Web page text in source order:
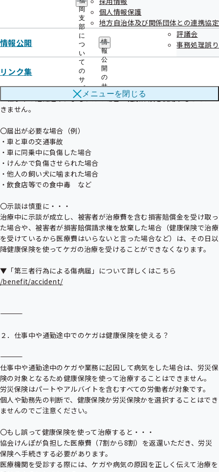
岡
支
部
に
つ
い
て
の
サ
ブ
メ
個人情報保護
地方自治体及び関係団体との連携協定
情報公開
情
報
公
開
の
サ
ブ
メ
評議会
事務処理誤り
リンク集
メニューを閉じる
〇なぜ協会けんぽへ届出が必要？
交通事故やけんかなど第三者行為によるケガの治療費は、本来加害者
が負担するものです。
健康保険を使って治療を受けた場合、加害者が支払うべき治療費を協
会けんぽが立て替えて支払うこととなります。
そこで、協会けんぽが後日、加害者に対して治療費を請求する際に
「第三者行為による傷病届」が必要となります。
※仕事中や通勤途中によるケガの場合は健康保険を使用することはで
きません。
〇届出が必要な場合（例）
・車と車の交通事故
・車に同乗中に負傷した場合
・けんかで負傷させられた場合
・他人の飼い犬に噛まれた場合
・飲食店等での食中毒　など
〇示談は慎重に・・・
治療中に示談が成立し、被害者が治療費を含む損害賠償金を受け取っ
た場合や、被害者が損害賠償請求権を放棄した場合（健康保険で治療
を受けているから医療費はいらないと言った場合など）は、その日以
降健康保険を使ってケガの治療を受けることができなくなります。
/benefit/accident/
――――――――――――――――――――――――――――――――――――――
２．仕事中や通勤途中でのケガは健康保険を使える？
――――――――――――――――――――――――――――――――――――――
仕事中や通勤途中のケガや業務に起因して病気をした場合は、労災保
険の対象となるため健康保険を使って治療することはできません。
労災保険はパートやアルバイトを含むすべての労働者が対象です。
個人や勤務先の判断で、健康保険か労災保険かを選択することはでき
ませんのでご注意ください。
〇もし誤って健康保険を使って治療すると・・・
協会けんぽが負担した医療費（7割から8割）を返還いただき、労災
保険へ手続きする必要があります。
医療機関を受診する際には、ケガや病気の原因を正しく伝えて治療を